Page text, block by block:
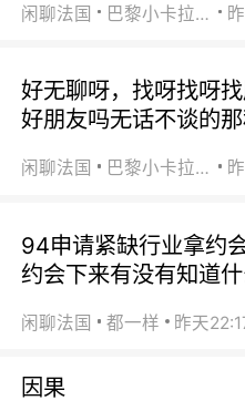
闲聊法国 巴黎小卡拉咪
好无聊呀，找呀找呀
好朋友吗无话不谈的那
闲聊法国 巴黎小卡拉咪
94申请紧缺行业拿约
约会下来有没有知道什
闲聊法国 都一样 昨天
因果